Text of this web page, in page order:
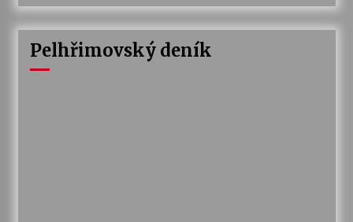
Pelhřimovský deník